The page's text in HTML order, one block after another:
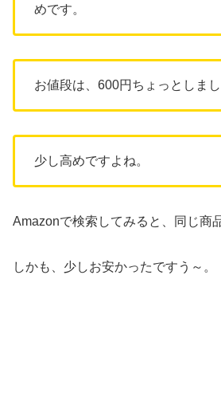
めです。
お値段は、600円ちょっとしまし
少し高めですよね。
Amazonで検索してみると、同じ商
しかも、少しお安かったですう～。